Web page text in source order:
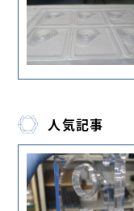
人気記事